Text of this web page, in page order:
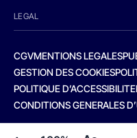
LEGAL
CGVMENTIONS LEGALES
GESTION DES COOKIES
POLITIQUE D’ACCESSIBILITE
CONDITIONS GENERALES